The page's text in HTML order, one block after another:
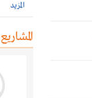
المزيد
المشاريع